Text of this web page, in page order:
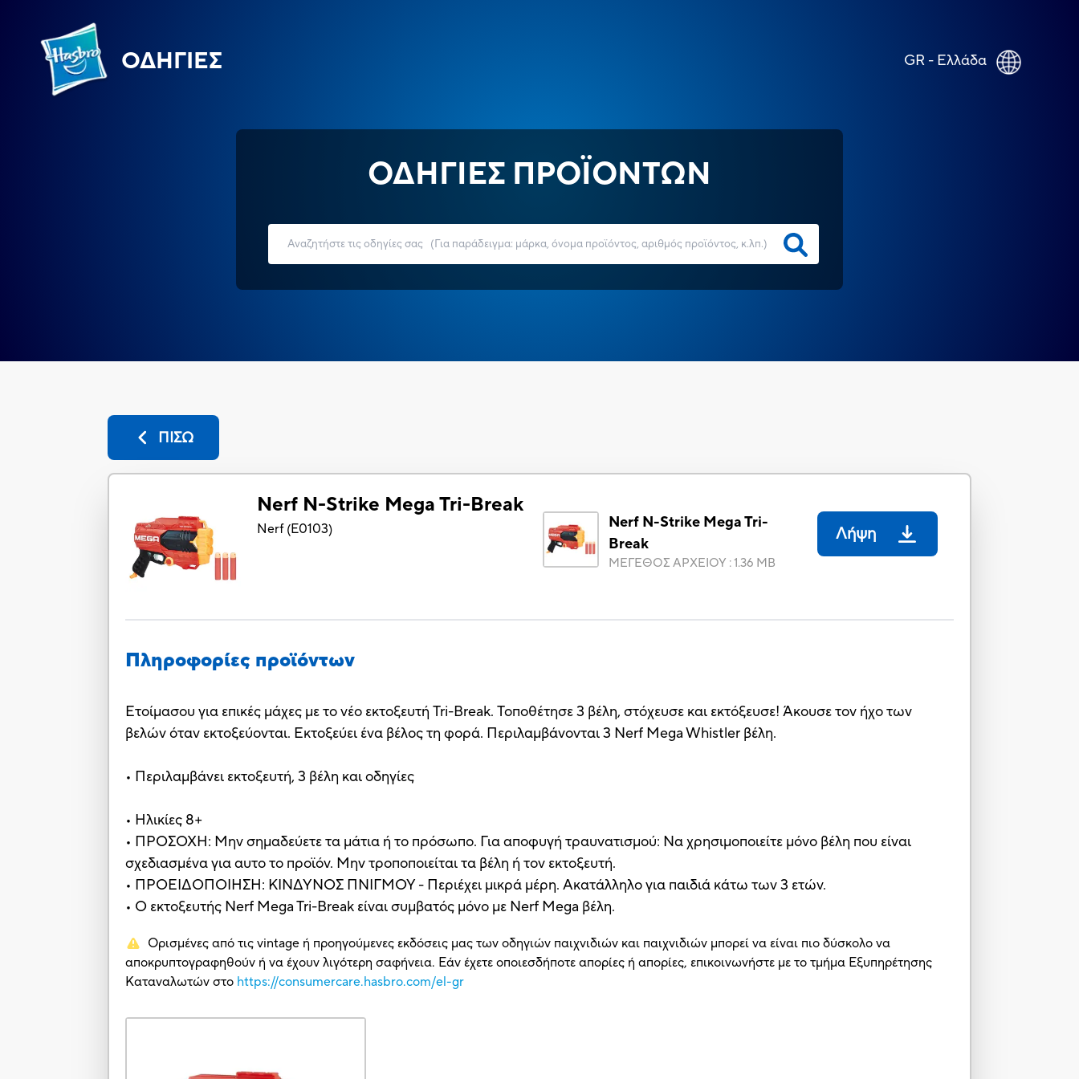
ΟΔΗΓΊΕΣ GR - Ελλάδα
ΟΔΗΓΙΕΣ ΠΡΟΪΟΝΤΩΝ
ΠΙΣΩ
Nerf N-Strike Mega Tri-Break
Nerf(E0103)
Nerf N-Strike Mega Tri-
Break
ΜΕΓΕΘΟΣ ΑΡΧΕΙΟΥ :1.36 MB
Λήψη
Πληροφορίες προϊόντων
Ετοίμασου για επικές μάχες με το νέο εκτοξευτή Tri-Break. Τοποθέτησε 3 βέλη, στόχευσε και εκτόξευσε! Άκουσε τον ήχο των
βελών όταν εκτοξεύονται. Εκτοξεύει ένα βέλος τη φορά. Περιλαμβάνονται 3 Nerf Mega Whistler βέλη.
• Περιλαμβάνει εκτοξευτή, 3 βέλη και οδηγίες
• Ηλικίες 8+
• ΠΡΟΣΟΧΗ: Μην σημαδεύετε τα μάτια ή το πρόσωπο. Για αποφυγή τραυνατισμού: Να χρησιμοποιείτε μόνο βέλη που είναι
σχεδιασμένα για αυτο το προϊόν. Μην τροποποιείται τα βέλη ή τον εκτοξευτή.
• ΠΡΟΕΙΔΟΠΟΙΗΣΗ: ΚΙΝΔΥΝΟΣ ΠΝΙΓΜΟΥ - Περιέχει μικρά μέρη. Ακατάλληλο για παιδιά κάτω των 3 ετών.
• Ο εκτοξευτής Nerf Mega Tri-Break είναι συμβατός μόνο με Nerf Mega βέλη.
Ορισμένες από τις vintage ή προηγούμενες εκδόσεις μας των οδηγιών παιχνιδιών και παιχνιδιών μπορεί να είναι πιο δύσκολο να
αποκρυπτογραφηθούν ή να έχουν λιγότερη σαφήνεια. Εάν έχετε οποιεσδήποτε απορίες ή απορίες, επικοινωνήστε με το τμήμα Εξυπηρέτησης
Καταναλωτών στο https://consumercare.hasbro.com/el-gr